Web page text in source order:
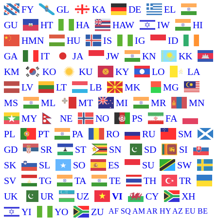
FY
GL KA DE
EL
GU
HT HA HAW IW
HI
HMN
HU IS IG
ID
GA
IT JA JW KN
KK
KM
KO KU KY LO
LA
LV
LT LB MK
MG
MS
ML MT MI MR
MN
MY
NE NO PS
FA
PL
PT PA RO RU
SM
GD
SR ST SN SD
SI
SK
SL SO ES SU
SW
SV
TG TA TE TH
TR
UK
UR UZ VI CY
XH
YI
YO ZU AF SQ AM AR HY AZ EU BE